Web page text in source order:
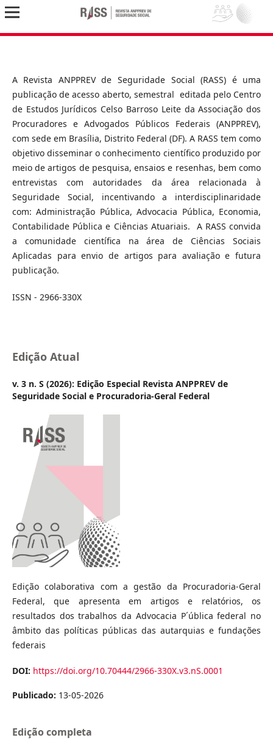
A Revista ANPPREV de Seguridade Social (RASS) é uma
publicação de acesso aberto, semestral editada pelo Centro
de Estudos Jurídicos Celso Barroso Leite da Associação dos
Procuradores e Advogados Públicos Federais (ANPPREV),
com sede em Brasília, Distrito Federal (DF). A RASS tem como
objetivo disseminar o conhecimento científico produzido por
meio de artigos de pesquisa, ensaios e resenhas, bem como
entrevistas com autoridades da área relacionada à
Seguridade Social, incentivando a interdisciplinaridade
com: Administração Pública, Advocacia Pública, Economia,
Contabilidade Pública e Ciências Atuariais. A RASS convida
a comunidade científica na área de Ciências Sociais
Aplicadas para envio de artigos para avaliação e futura
publicação.
ISSN - 2966-330X
Edição Atual
v. 3 n. S (2026): Edição Especial Revista ANPPREV de
Seguridade Social e Procuradoria-Geral Federal
Edição colaborativa com a gestão da Procuradoria-Geral
Federal, que apresenta em artigos e relatórios, os
resultados dos trabalhos da Advocacia P´ública federal no
âmbito das políticas públicas das autarquias e fundações
federais
DOI: https://doi.org/10.70444/2966-330X.v3.nS.0001
Publicado: 13-05-2026
Edição completa